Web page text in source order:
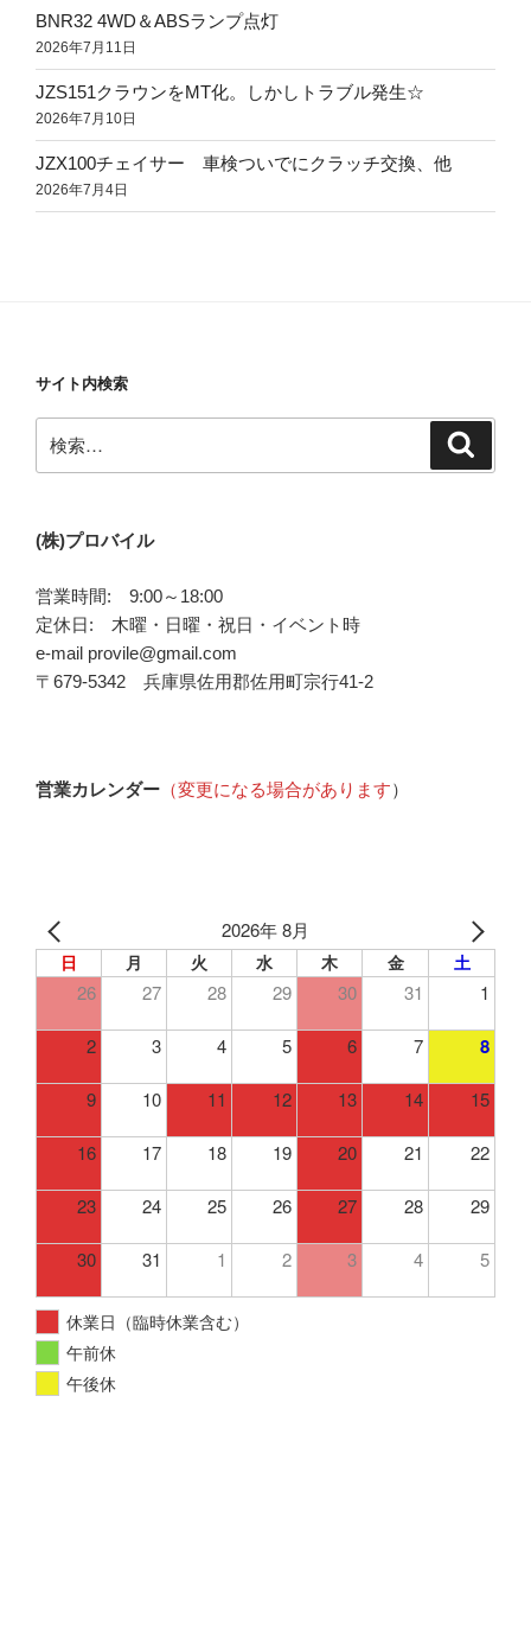
BNR32 4WD＆ABSランプ点灯
2026年7月11日
JZS151クラウンをMT化。しかしトラブル発生☆
2026年7月10日
JZX100チェイサー 車検ついでにクラッチ交換、他
2026年7月4日
サイト内検索
索:
(株)プロバイル
営業時間: 9:00～18:00
定休日: 木曜・日曜・祝日・イベント時
e-mail provile@gmail.com
〒679-5342 兵庫県佐用郡佐用町宗行41-2
営業カレンダー （変更になる場合があります）
2026年 8月
日 月 火 水 木 金 土
26 27 28 29 30 31 1
2 3 4 5 6 7 8
9 10 11 12 13 14 15
16 17 18 19 20 21 22
23 24 25 26 27 28 29
30 31 1 2 3 4 5
休業日（臨時休業含む）
午前休
午後休